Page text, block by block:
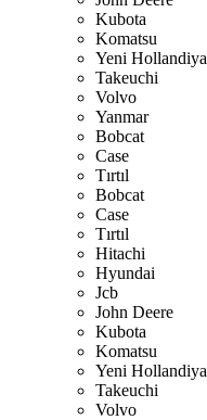
Kubota
Komatsu
Yeni Hollandiya
Takeuchi
Volvo
Yanmar
Bobcat
Case
Tırtıl
Bobcat
Case
Tırtıl
Hitachi
Hyundai
Jcb
John Deere
Kubota
Komatsu
Yeni Hollandiya
Takeuchi
Volvo